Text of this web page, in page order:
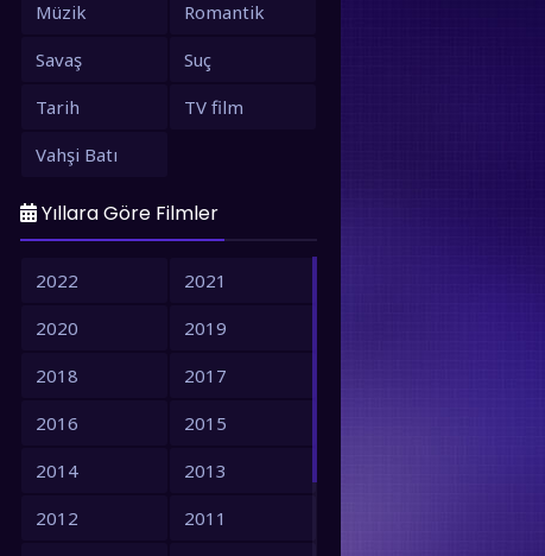
Müzik
Romantik
Savaş
Suç
Tarih
TV film
Vahşi Batı
Yıllara Göre Filmler
2022
2021
2020
2019
2018
2017
2016
2015
2014
2013
2012
2011